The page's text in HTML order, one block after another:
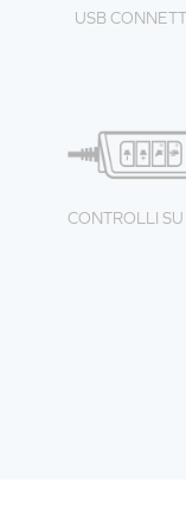
USB
CONTROLLI